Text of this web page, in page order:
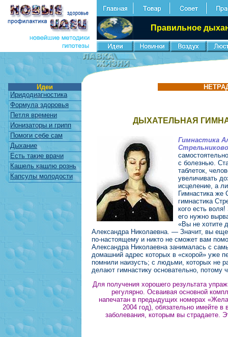
Правильное
Идеи
Иридодиагностика
Формула здоровья
Петля времени
Ионизаторы и грипп
Помоги себе сам
Дыхание
Есть такие врачи
Кашель кашлю рознь
Капсулы молодости
ДЫХАТЕЛЬНАЯ
Гимнастика
с болезнью.
таблеток,
увеличивать
исцеление, а
Гимнастика же
гимнастика
кого есть
его нужно
«Вы не хотите
Александра Николаевна. — Значит, вы
по-настоящему и никто не сможет вам
Александра Николаевна занималась с
домашний адрес которых в «скорой» уже
помнили наизусть; с людьми, которых не
делают гимнастику основательно, потому
Для получения хорошего результата
регулярно. Осваивая основной
напечатан в предыдущих номерах
2004 год), обязательно имейте
заболевания, которым вы страдаете.